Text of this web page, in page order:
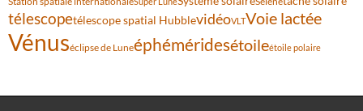
télescopetélescope spatial HubblevidéoVLTVoie lactée
Vénuséclipse de Luneéphéméridesétoileétoile polaire